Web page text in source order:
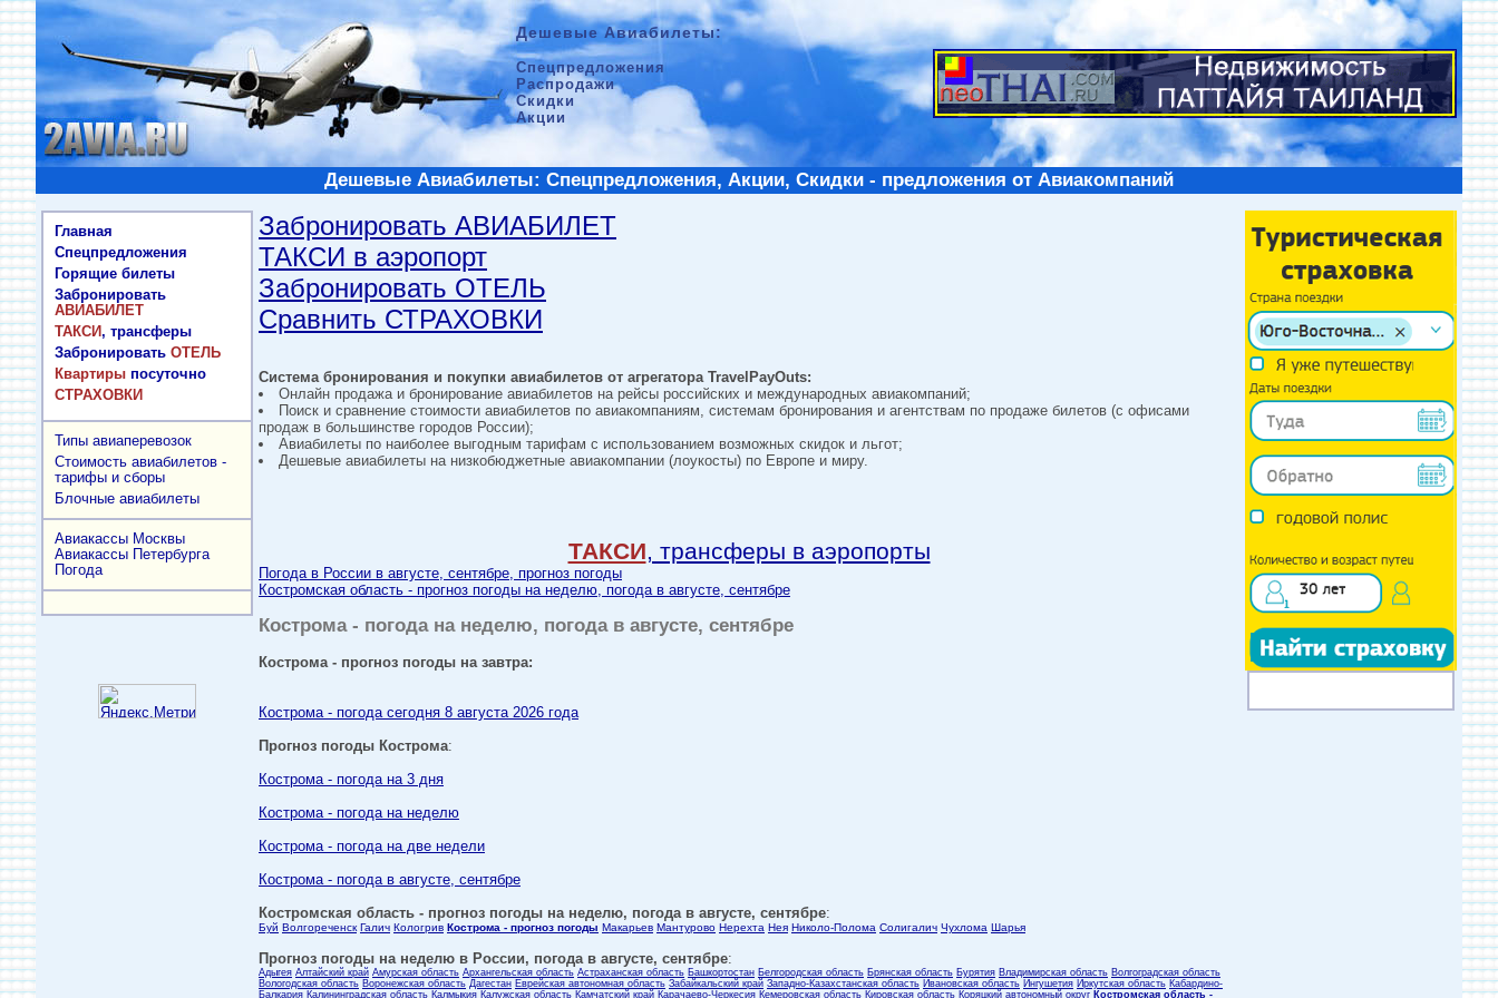
Дешевые Авиабилеты:
Спецпредложения
Распродажи
Скидки
Акции
Дешевые Авиабилеты: Спецпредложения, Акции, Скидки - предложения от Авиакомпаний
Главная
Спецпредложения
Горящие билеты
Забронировать
АВИАБИЛЕТ
ТАКСИ, трансферы
Забронировать ОТЕЛЬ
Квартиры посуточно
СТРАХОВКИ
Типы авиаперевозок
Стоимость авиабилетов -
тарифы и сборы
Блочные авиабилеты
Авиакассы Москвы
Авиакассы Петербурга
Погода
Забронировать АВИАБИЛЕТ
ТАКСИ в аэропорт
Забронировать ОТЕЛЬ
Сравнить СТРАХОВКИ
Система бронирования и покупки авиабилетов от агрегатора TravelPayOuts:
Онлайн продажа и бронирование авиабилетов на рейсы российских и международных авиакомпаний;
Поиск и сравнение стоимости авиабилетов по авиакомпаниям, системам бронирования и агентствам по продаже билетов (с офисами
продаж в большинстве городов России);
Авиабилеты по наиболее выгодным тарифам с использованием возможных скидок и льгот;
Дешевые авиабилеты на низкобюджетные авиакомпании (лоукосты) по Европе и миру.
ТАКСИ, трансферы в аэропорты
Погода в России в августе, сентябре, прогноз погоды
Костромская область - прогноз погоды на неделю, погода в августе, сентябре
Кострома - погода на неделю, погода в августе, сентябре
Кострома - прогноз погоды на завтра:
Кострома - погода сегодня 8 августа 2026 года
Прогноз погоды Кострома:
Кострома - погода на 3 дня
Кострома - погода на неделю
Кострома - погода на две недели
Кострома - погода в августе, сентябре
Костромская область - прогноз погоды на неделю, погода в августе, сентябре:
Буй Волгореченск Галич Кологрив Кострома - прогноз погоды Макарьев Мантурово Нерехта Нея Николо-Полома Солигалич Чухлома Шарья
Прогноз погоды на неделю в России, погода в августе, сентябре:
Адыгея Алтайский край Амурская область Архангельская область Астраханская область Башкортостан Белгородская область Брянская область Бурятия Владимирская область Волгоградская область
Вологодская область Воронежская область Дагестан Еврейская автономная область Забайкальский край Западно-Казахстанская область Ивановская область Ингушетия Иркутская область Кабардино-
Балкария Калининградская область Калмыкия Калужская область Камчатский край Карачаево-Черкесия Кемеровская область Кировская область Коряцкий автономный округ Костромская область -